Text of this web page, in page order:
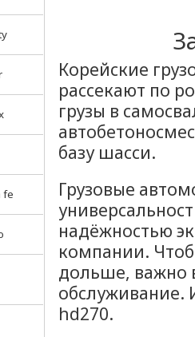
fe
Корейские
рассекают по
грузы в
базу шасси.
Грузовые
надёжностью
компании.
дольше, важно
обслуживание.
hd270.